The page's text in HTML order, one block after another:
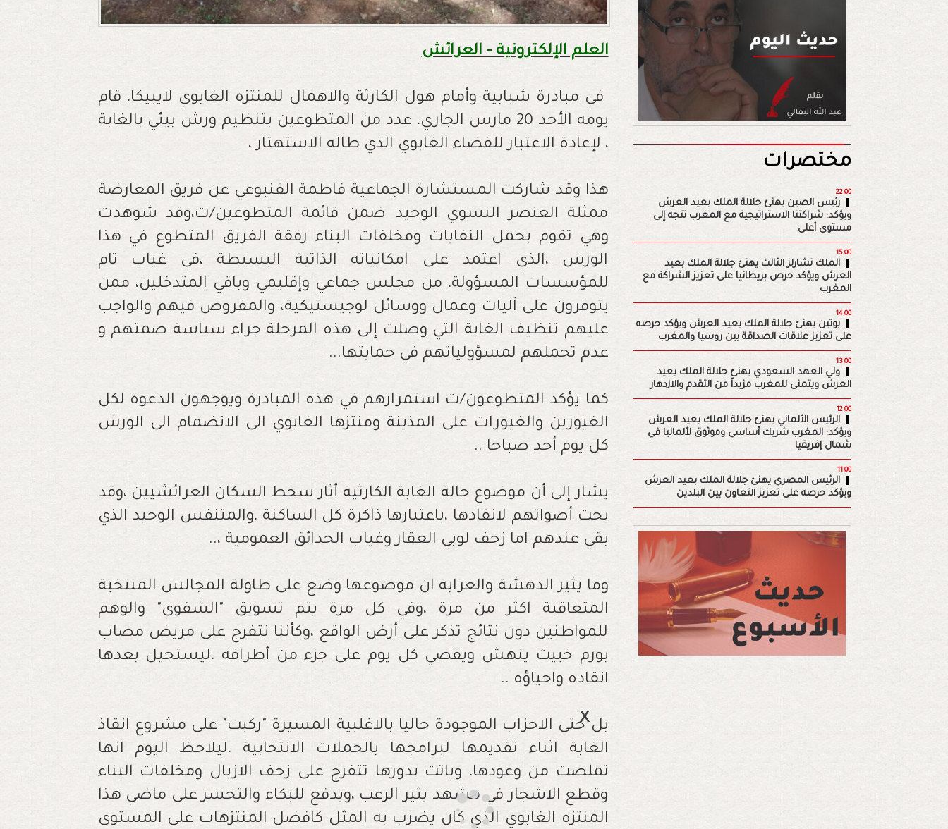
العلم الإلكترونية - العرائش
في مبادرة شبابية وأمام هول الكارثة والاهمال للمنتزه الغابوي لايبيكا، قام
يومه الأحد 20 مارس الجاري، عدد من المتطوعين بتنظيم ورش بيئي بالغابة
، لإعادة الاعتبار للفضاء الغابوي الذي طاله الاستهتار ،
هذا وقد شاركت المستشارة الجماعية فاطمة القنبوعي عن فريق المعارضة
ممثلة العنصر النسوي الوحيد ضمن قائمة المتطوعين/ت،وقد شوهدت
وهي تقوم بحمل النفايات ومخلفات البناء رفقة الفريق المتطوع في هذا
الورش ،الذي اعتمد على امكانياته الذاتية البسيطة ،في غياب تام
للمؤسسات المسؤولة، من مجلس جماعي وإقليمي وباقي المتدخلين، ممن
يتوفرون على آليات وعمال ووسائل لوجيستيكية، والمفروض فيهم والواجب
عليهم تنظيف الغابة التي وصلت إلى هذه المرحلة جراء سياسة صمتهم و
عدم تحملهم لمسؤولياتهم في حمايتها...
كما يؤكد المتطوعون/ت استمرارهم في هذه المبادرة ويوجهون الدعوة لكل
الغيورين والغيورات على المذينة ومنتزها الغابوي الى الانضمام الى الورش
كل يوم أحد صباحا ..
يشار إلى أن موضوع حالة الغابة الكارثية أثار سخط السكان العرائشيين ،وقد
بحت أصواتهم لانقادها ،باعتبارها ذاكرة كل الساكنة ،والمتنفس الوحيد الذي
بقي عندهم اما زحف لوبي العقار وغياب الحدائق العمومية ،..
وما يثير الدهشة والغرابة ان موضوعها وضع على طاولة المجالس المنتخبة
المتعاقبة اكثر من مرة ،وفي كل مرة يتم تسويق "الشفوي" والوهم
للمواطنين دون نتائج تذكر على أرض الواقع ،وكأننا نتفرج على مريض مصاب
بورم خبيث ينهش ويقضي كل يوم على جزء من أطرافه ،ليستحيل بعدها
انقاده واحياؤه ..
بل حتى الاحزاب الموجودة حاليا بالاغلبية المسيرة "ركبت" على مشروع انقاذ
الغابة اثناء تقديمها لبرامجها بالحملات الانتخابية ،ليلاحظ اليوم انها
تملصت من وعودها، وباتت بدورها تتفرج على زحف الازبال ومخلفات البناء
وقطع الاشجار في مشهد يثير الرعب ،ويدفع للبكاء والتحسر على ماضي هذا
المنتزه الغابوي الذي كان يضرب به المثل كافضل المنتزهات على المستوى
مختصرات
22:00
رئيس الصين يهنئ جلالة الملك بعيد العرش
ويؤكد: شراكتنا الاستراتيجية مع المغرب تتجه إلى
مستوى أعلى
15:00
الملك تشارلز الثالث يهنئ جلالة الملك بعيد
العرش ويؤكد حرص بريطانيا على تعزيز الشراكة مع
المغرب
14:00
بوتين يهنئ جلالة الملك بعيد العرش ويؤكد حرصه
على تعزيز علاقات الصداقة بين روسيا والمغرب
13:00
ولي العهد السعودي يهنئ جلالة الملك بعيد
العرش ويتمنى للمغرب مزيداً من التقدم والازدهار
12:00
الرئيس الألماني يهنئ جلالة الملك بعيد العرش
ويؤكد: المغرب شريك أساسي وموثوق لألمانيا في
شمال إفريقيا
11:00
الرئيس المصري يهنئ جلالة الملك بعيد العرش
ويؤكد حرصه على تعزيز التعاون بين البلدين